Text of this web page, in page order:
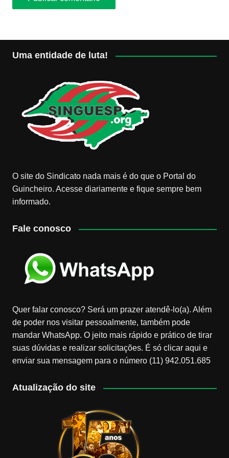
Uma entidade de luta!
O site do Sindicato nada mais é do que o Portal do
Guincheiro. Acesse diariamente e fique sempre bem
informado.
Fale conosco
Quer falar conosco? Será um prazer atendê-lo(a). Além
de poder nos visitar pessoalmente, também pode
mandar WhatsApp. O jeito mais rápido e prático de tirar
suas dúvidas e realizar solicitações. É só clicar aqui e
enviar sua mensagem para o número (11) 942.051.685
Atualização do site